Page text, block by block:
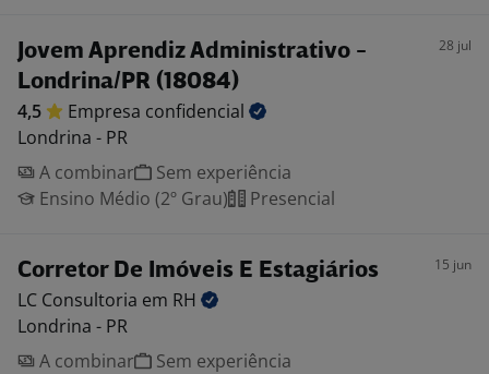
Jovem Aprendiz Administrativo -
Londrina/PR (18084)
28 jul
4,5 Empresa confidencial
Londrina - PR
A combinar
Sem experiência
Ensino Médio (2º Grau)
Presencial
Corretor De Imóveis E Estagiários 15 jun
LC Consultoria em RH
Londrina - PR
A combinar
Sem experiência